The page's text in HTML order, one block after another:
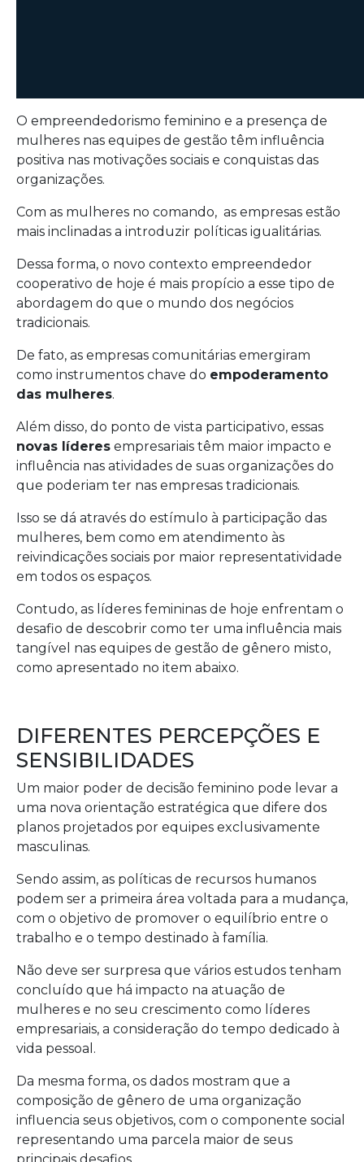
O empreendedorismo feminino e a presença de
mulheres nas equipes de gestão têm influência
positiva nas motivações sociais e conquistas das
organizações.
Com as mulheres no comando, as empresas estão
mais inclinadas a introduzir políticas igualitárias.
Dessa forma, o novo contexto empreendedor
cooperativo de hoje é mais propício a esse tipo de
abordagem do que o mundo dos negócios
tradicionais.
De fato, as empresas comunitárias emergiram
como instrumentos chave do empoderamento
das mulheres.
Além disso, do ponto de vista participativo, essas
novas líderes empresariais têm maior impacto e
influência nas atividades de suas organizações do
que poderiam ter nas empresas tradicionais.
Isso se dá através do estímulo à participação das
mulheres, bem como em atendimento às
reivindicações sociais por maior representatividade
em todos os espaços.
Contudo, as líderes femininas de hoje enfrentam o
desafio de descobrir como ter uma influência mais
tangível nas equipes de gestão de gênero misto,
como apresentado no item abaixo.
DIFERENTES PERCEPÇÕES E
SENSIBILIDADES
Um maior poder de decisão feminino pode levar a
uma nova orientação estratégica que difere dos
planos projetados por equipes exclusivamente
masculinas.
Sendo assim, as políticas de recursos humanos
podem ser a primeira área voltada para a mudança,
com o objetivo de promover o equilíbrio entre o
trabalho e o tempo destinado à família.
Não deve ser surpresa que vários estudos tenham
concluído que há impacto na atuação de
mulheres e no seu crescimento como líderes
empresariais, a consideração do tempo dedicado à
vida pessoal.
Da mesma forma, os dados mostram que a
composição de gênero de uma organização
influencia seus objetivos, com o componente social
representando uma parcela maior de seus